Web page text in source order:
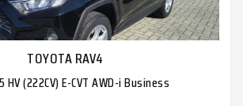
TOYOTA RAV4
HV (222CV) E-CVT AWD-i Business